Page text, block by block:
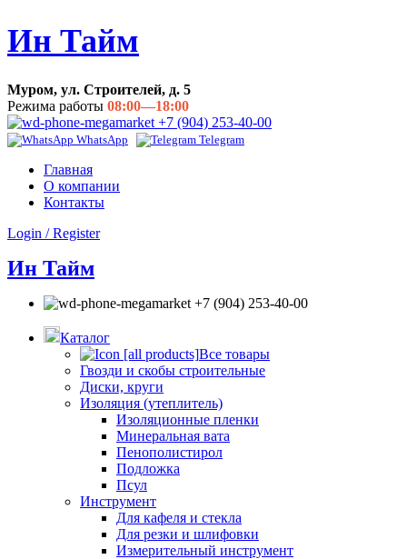
Ин Тайм
Муром, ул. Строителей, д. 5
Режима работы 08:00—18:00
+7 (904) 253-40-00
WhatsApp Telegram
Главная
О компании
Контакты
Login / Register
Ин Тайм
+7 (904) 253-40-00
Каталог
Все товары
Гвозди и скобы строительные
Диски, круги
Изоляция (утеплитель)
Изоляционные пленки
Минеральная вата
Пенополистирол
Подложка
Псул
Инструмент
Для кафеля и стекла
Для резки и шлифовки
Измерительный инструмент